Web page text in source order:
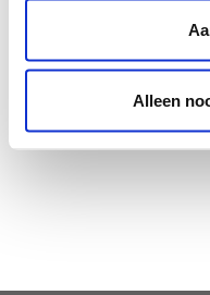
Alleen
Krijg
en je meubels.
Krijg ineens